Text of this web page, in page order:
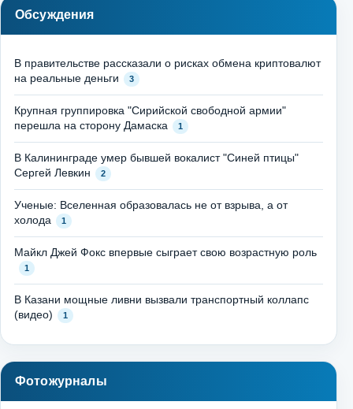
Обсуждения
В правительстве рассказали о рисках обмена криптовалют
на реальные деньги
3
Крупная группировка "Сирийской свободной армии"
перешла на сторону Дамаска
1
В Калининграде умер бывшей вокалист "Синей птицы"
Сергей Левкин
2
Ученые: Вселенная образовалась не от взрыва, а от
холода
1
Майкл Джей Фокс впервые сыграет свою возрастную роль
1
В Казани мощные ливни вызвали транспортный коллапс
(видео)
1
Фотожурналы